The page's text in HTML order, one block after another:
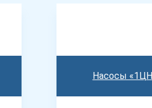
Насосы